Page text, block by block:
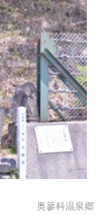
奥蓼科温泉郷